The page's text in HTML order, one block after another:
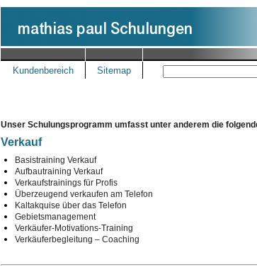
Kundenbereich Sitemap
Unser Schulungsprogramm umfasst unter anderem die
Verkauf
Basistraining Verkauf
Aufbautraining Verkauf
Verkaufstrainings für Profis
Überzeugend verkaufen am Telefon
Kaltakquise über das Telefon
Gebietsmanagement
Verkäufer-Motivations-Training
Verkäuferbegleitung – Coaching